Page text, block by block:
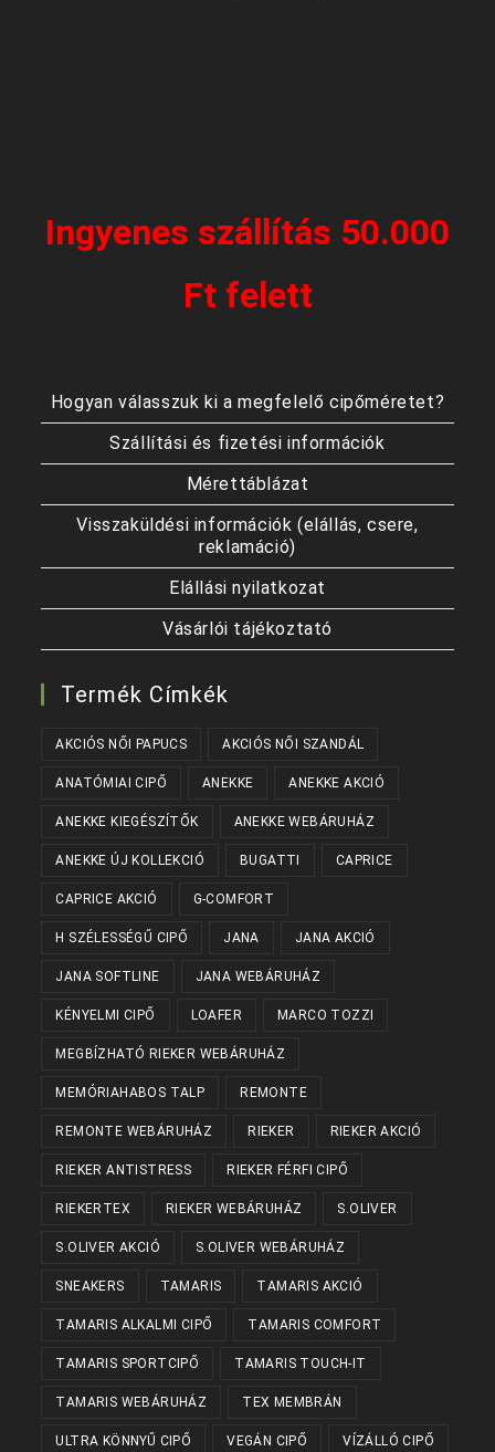
Ingyenes szállítás 50.000
Ft felett
Hogyan válasszuk ki a megfelelő cipőméretet?
Szállítási és fizetési információk
Mérettáblázat
Visszaküldési információk (elállás, csere,
reklamáció)
Elállási nyilatkozat
Vásárlói tájékoztató
Termék Címkék
AKCIÓS NŐI PAPUCS AKCIÓS NŐI SZANDÁL
ANATÓMIAI CIPŐ ANEKKE ANEKKE AKCIÓ
ANEKKE KIEGÉSZÍTŐK ANEKKE WEBÁRUHÁZ
ANEKKE ÚJ KOLLEKCIÓ BUGATTI CAPRICE
CAPRICE AKCIÓ G-COMFORT
H SZÉLESSÉGŰ CIPŐ JANA JANA AKCIÓ
JANA SOFTLINE JANA WEBÁRUHÁZ
KÉNYELMI CIPŐ LOAFER MARCO TOZZI
MEGBÍZHATÓ RIEKER WEBÁRUHÁZ
MEMÓRIAHABOS TALP REMONTE
REMONTE WEBÁRUHÁZ RIEKER RIEKER AKCIÓ
RIEKER ANTISTRESS RIEKER FÉRFI CIPŐ
RIEKERTEX RIEKER WEBÁRUHÁZ S.OLIVER
S.OLIVER AKCIÓ S.OLIVER WEBÁRUHÁZ
SNEAKERS TAMARIS TAMARIS AKCIÓ
TAMARIS ALKALMI CIPŐ TAMARIS COMFORT
TAMARIS SPORTCIPŐ TAMARIS TOUCH-IT
TAMARIS WEBÁRUHÁZ TEX MEMBRÁN
ULTRA KÖNNYŰ CIPŐ VEGÁN CIPŐ VÍZÁLLÓ CIPŐ